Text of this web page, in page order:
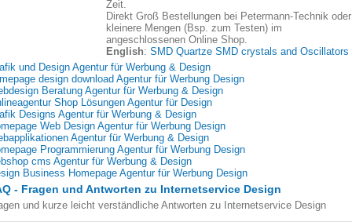
Zeit.
Direkt Groß Bestellungen bei Petermann-Technik oder
kleinere Mengen (Bsp. zum Testen) im
angeschlossenen Online Shop.
English: SMD Quartze SMD crystals and Oscillators
und Design Agentur für Werbung & Design
design download Agentur für Werbung Design
Beratung Agentur für Werbung & Design
Shop Lösungen Agentur für Design
Designs Agentur für Werbung & Design
Web Design Agentur für Werbung Design
Agentur für Werbung & Design
Programmierung Agentur für Werbung Design
cms Agentur für Werbung & Design
Business Homepage Agentur für Werbung Design
- Fragen und Antworten zu Internetservice Design
und kurze leicht verständliche Antworten zu Internetservice Design